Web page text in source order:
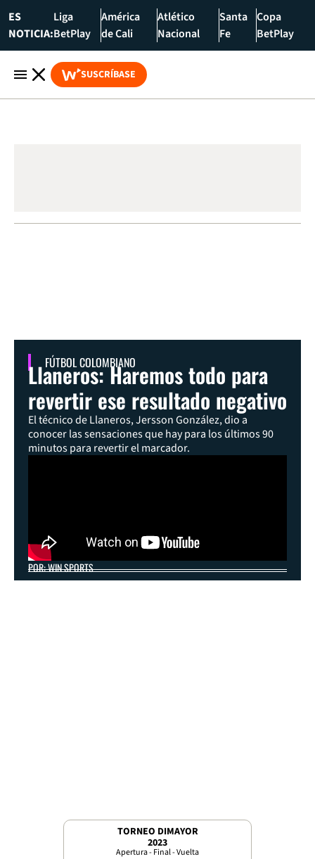
ES
NOTICIA:
Liga
BetPlay
América
de Cali
Atlético
Nacional
Santa
Fe
Copa
BetPlay
SUSCRÍBASE
FÚTBOL COLOMBIANO
Llaneros: Haremos todo para
revertir ese resultado negativo
El técnico de Llaneros, Jersson González, dio a
conocer las sensaciones que hay para los últimos 90
minutos para revertir el marcador.
POR: WIN SPORTS
TORNEO DIMAYOR
2023
Apertura - Final - Vuelta